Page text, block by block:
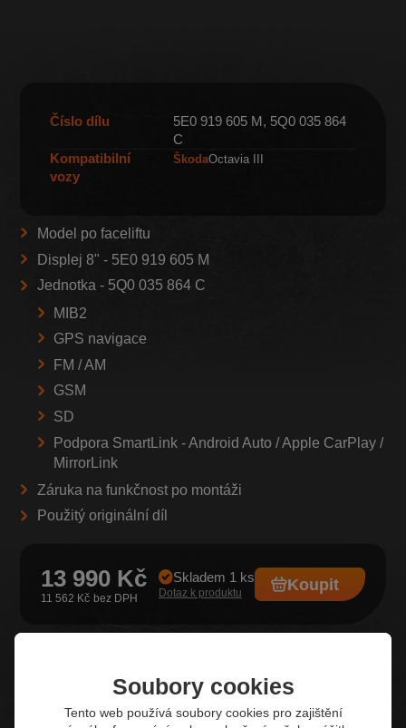
Číslo dílu
5E0 919 605 M, 5Q0 035 864
C
Kompatibilní
vozy
ŠkodaOctavia III
Model po faceliftu
Displej 8" - 5E0 919 605 M
Jednotka - 5Q0 035 864 C
MIB2
GPS navigace
FM / AM
GSM
SD
Podpora SmartLink -Android Auto / Apple CarPlay /
MirrorLink
Záruka na funkčnost po montáži
Použitý originální díl
13 990 Kč
11 562 Kč
Skladem 1 ks
Dotaz k produktu Koupit
Z našeho e-shopu
Soubory cookies
Tento web používá soubory cookies pro zajištění